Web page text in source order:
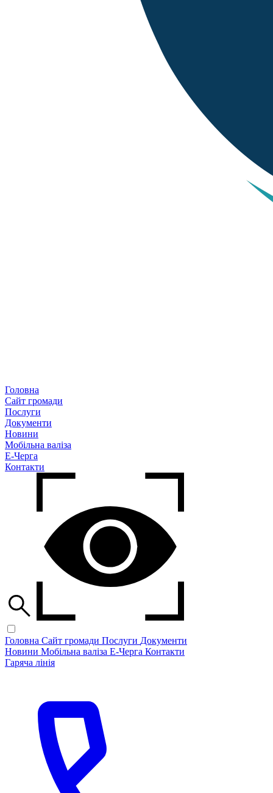
Головна
Сайт громади
Послуги
Документи
Новини
Мобільна валіза
Е-Черга
Контакти
Головна Сайт громади Послуги Документи
Новини Мобільна валіза Е-Черга Контакти
Гаряча лінія